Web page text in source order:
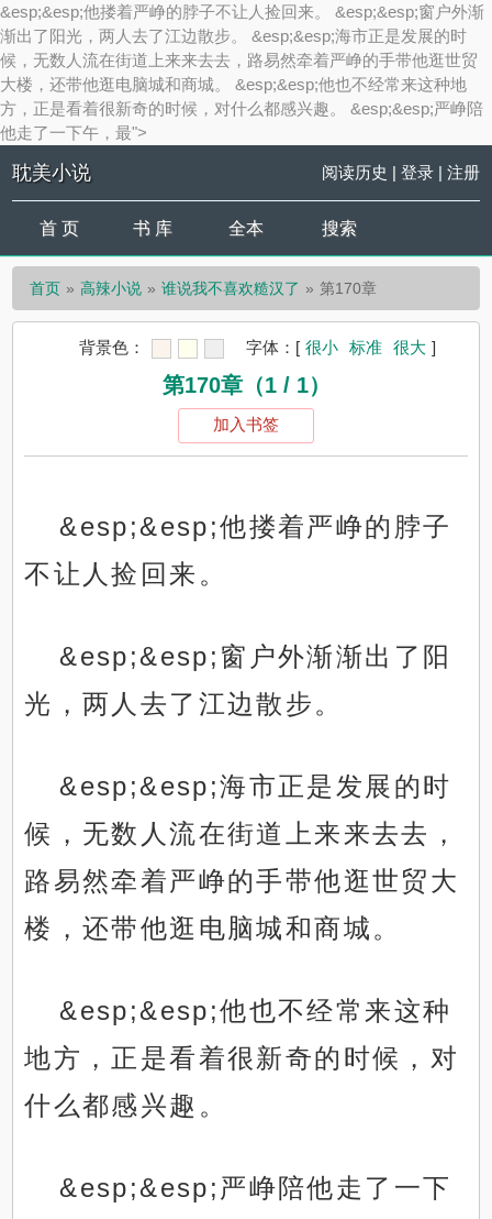
&esp;&esp;他搂着严峥的脖子不让人捡回来。 &esp;&esp;窗户外渐
渐出了阳光，两人去了江边散步。 &esp;&esp;海市正是发展的时
候，无数人流在街道上来来去去，路易然牵着严峥的手带他逛世贸
大楼，还带他逛电脑城和商城。 &esp;&esp;他也不经常来这种地
方，正是看着很新奇的时候，对什么都感兴趣。 &esp;&esp;严峥陪
他走了一下午，最">
耽美小说 阅读历史 | 登录| 注册
首 页 书 库 全本 搜索
首页 高辣小说 谁说我不喜欢糙汉了 第170章
背景色： 字体： [ 很小 标准 很大 ]
第170章（1 / 1）
加入书签
&esp;&esp;他搂着严峥的脖子
不让人捡回来。
&esp;&esp;窗户外渐渐出了阳
光，两人去了江边散步。
&esp;&esp;海市正是发展的时
候，无数人流在街道上来来去去，
路易然牵着严峥的手带他逛世贸大
楼，还带他逛电脑城和商城。
&esp;&esp;他也不经常来这种
地方，正是看着很新奇的时候，对
什么都感兴趣。
&esp;&esp;严峥陪他走了一下